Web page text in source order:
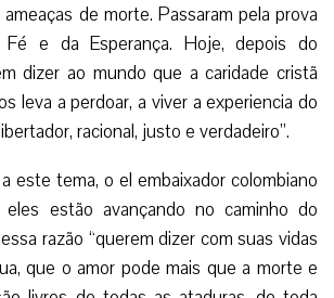
de morte. Passaram pela prova
e da Esperança. Hoje, depois do
dizer ao mundo que a caridade cristã
leva a perdoar, a viver a experiencia do
racional, justo e verdadeiro”.
este tema, o el embaixador colombiano
estão avançando no caminho do
razão “querem dizer com suas vidas
que o amor pode mais que a morte e